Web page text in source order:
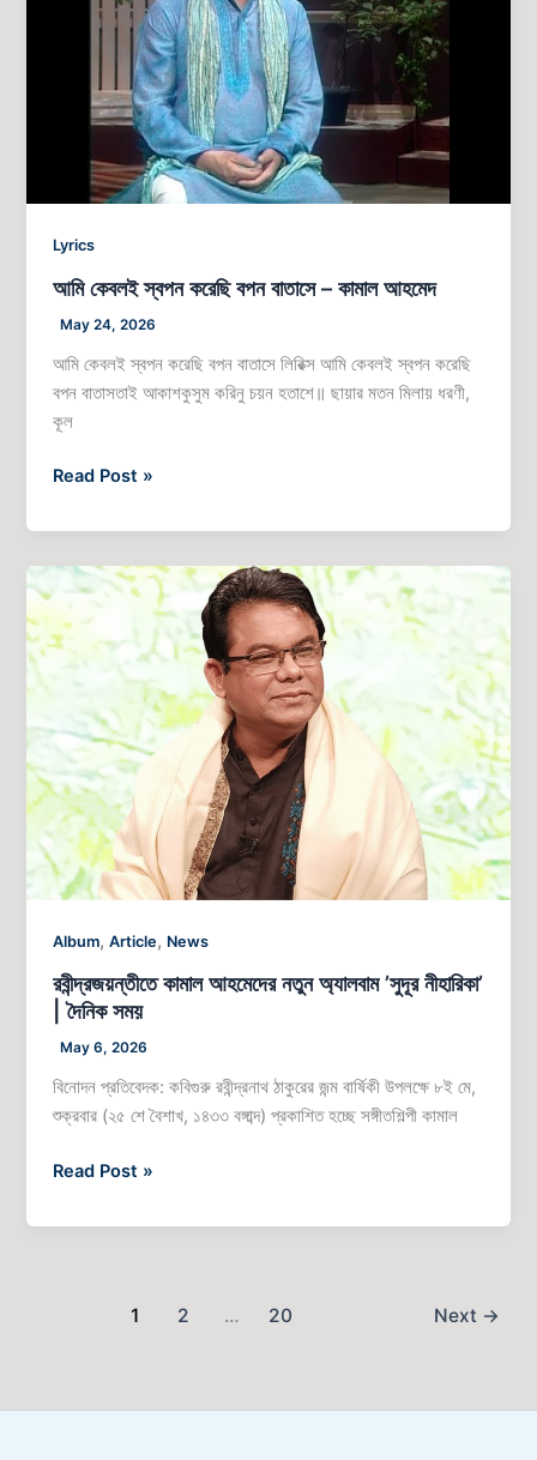
Lyrics
আমি কেবলই স্বপন করেছি বপন বাতাসে – কামাল আহমেদ
May 24, 2026
আমি কেবলই স্বপন করেছি বপন বাতাসে লিরিক্স আমি কেবলই স্বপন করেছি
বপন বাতাসতাই আকাশকুসুম করিনু চয়ন হতাশে॥ ছায়ার মতন মিলায় ধরণী,
কূল
Read Post »
Album,Article, News
রবীন্দ্রজয়ন্তীতে কামাল আহমেদের নতুন অ্যালবাম ‌’সুদূর নীহারিকা’
| দৈনিক সময়
May 6, 2026
বিনোদন প্রতিবেদক: কবিগুরু রবীন্দ্রনাথ ঠাকুরের জন্ম বার্ষিকী উপলক্ষে ৮ই মে,
শুক্রবার (২৫ শে বৈশাখ, ১৪৩৩ বঙ্গাব্দ) প্রকাশিত হচ্ছে সঙ্গীতশিল্পী কামাল
রবীন্দ্রজয়ন্তীতে
কামাল
আহমেদের
নীহারিকা’
|
দৈনিক
সময়
Read Post »
1 2 … 20 Next →